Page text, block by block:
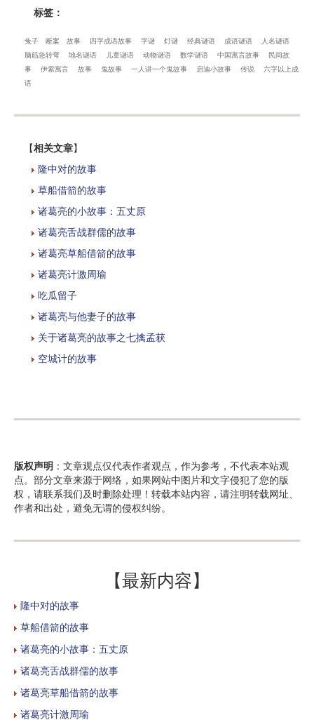
标签：
兔子 断案 故事 四字成语故事 字谜 灯谜 经典谜语 成语谜语
人名谜语
脑筋急转弯
地名谜语 儿童谜语 动物谜语 数学谜语 中国寓言故事
民间故
事
伊索寓言 故事 鬼故事 一人讲一个鬼故事 启迪小故事 传说
六字以上成
语
【相关文章】
隆中对的故事
草船借箭的故事
诸葛亮的小故事：五丈原
诸葛亮舌战群儒的故事
诸葛亮草船借箭的故事
诸葛亮计激周瑜
吃瓜留子
诸葛亮与他妻子的故事
关于诸葛亮的故事之七擒孟获
空城计的故事
版权声明 ：文章观点仅代表作者观点，作为参考，不代表本站观
点。部分文章来源于网络，如果网站中图片和文字侵犯了您的版
权，请联系我们及时删除处理！转载本站内容，请注明转载网址、
作者和出处，避免无谓的侵权纠纷。
【最新内容】
隆中对的故事
草船借箭的故事
诸葛亮的小故事：五丈原
诸葛亮舌战群儒的故事
诸葛亮草船借箭的故事
诸葛亮计激周瑜